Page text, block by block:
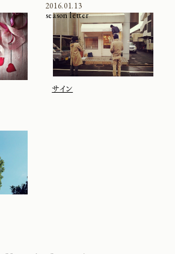
サイン
2016.01.13
season letter